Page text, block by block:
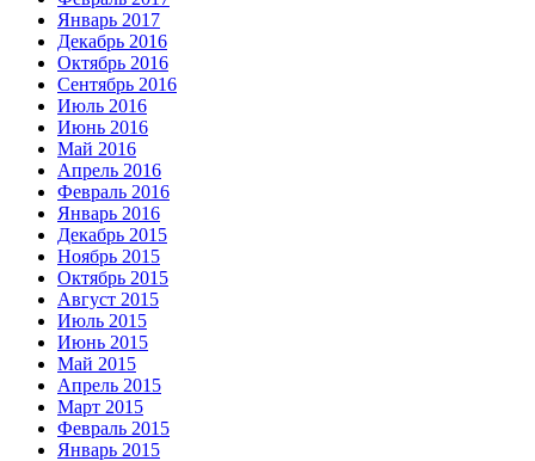
Январь 2017
Декабрь 2016
Октябрь 2016
Сентябрь 2016
Июль 2016
Июнь 2016
Май 2016
Апрель 2016
Февраль 2016
Январь 2016
Декабрь 2015
Ноябрь 2015
Октябрь 2015
Август 2015
Июль 2015
Июнь 2015
Май 2015
Апрель 2015
Март 2015
Февраль 2015
Январь 2015